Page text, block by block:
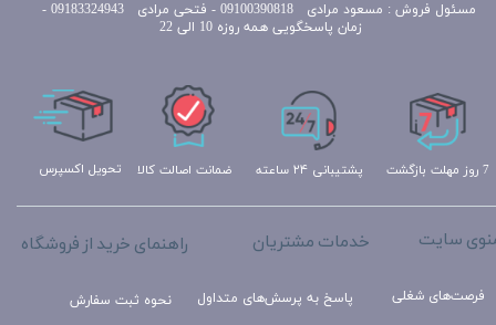
تحویل اکسپرس پشتیبانی ۲۴ ساعته 7 روز مهلت بازگشت ضمانت اصالت کالا
راهنمای خرید از فروشگاه
نحوه ثبت سفارش
خدمات مشتریان
پاسخ به پرسش‌های متداول
سایت
فرصت‌های شغلی
مسئول
فروش : مسعود مرادی 09100390818​​​​​​​ ​​​​​​​- فتحی مرادی 09183324943 -
زمان پاسخگویی همه روزه 10 الی 22